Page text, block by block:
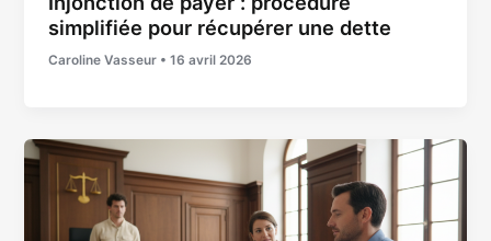
simplifiée pour récupérer une dette
Caroline Vasseur •16 avril 2026